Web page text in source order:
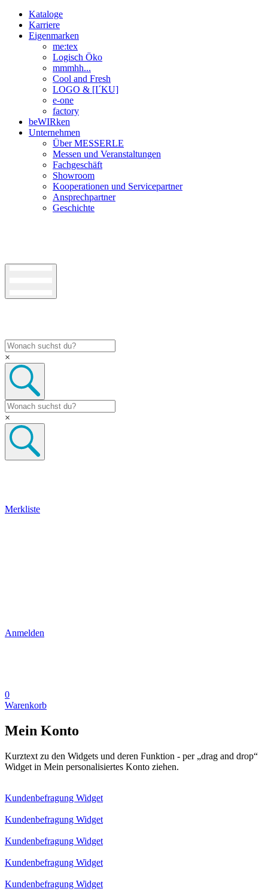
Kataloge
Karriere
Eigenmarken
me:tex
Logisch Öko
mmmhh...
Cool and Fresh
LOGO & [I´KU]
e-one
factory
beWIRken
Unternehmen
Über MESSERLE
Messen und Veranstaltungen
Fachgeschäft
Showroom
Kooperationen und Servicepartner
Ansprechpartner
Geschichte
×
×
Merkliste
Anmelden
0
Warenkorb
Mein Konto
Kurztext zu den Widgets und deren Funktion - per „drag and drop“
Widget in Mein personalisiertes Konto ziehen.
Kundenbefragung Widget
Kundenbefragung Widget
Kundenbefragung Widget
Kundenbefragung Widget
Kundenbefragung Widget